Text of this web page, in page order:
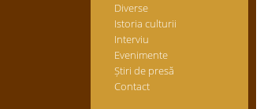
Diverse
Istoria culturii
Interviu
Evenimente
Știri de presă
Contact